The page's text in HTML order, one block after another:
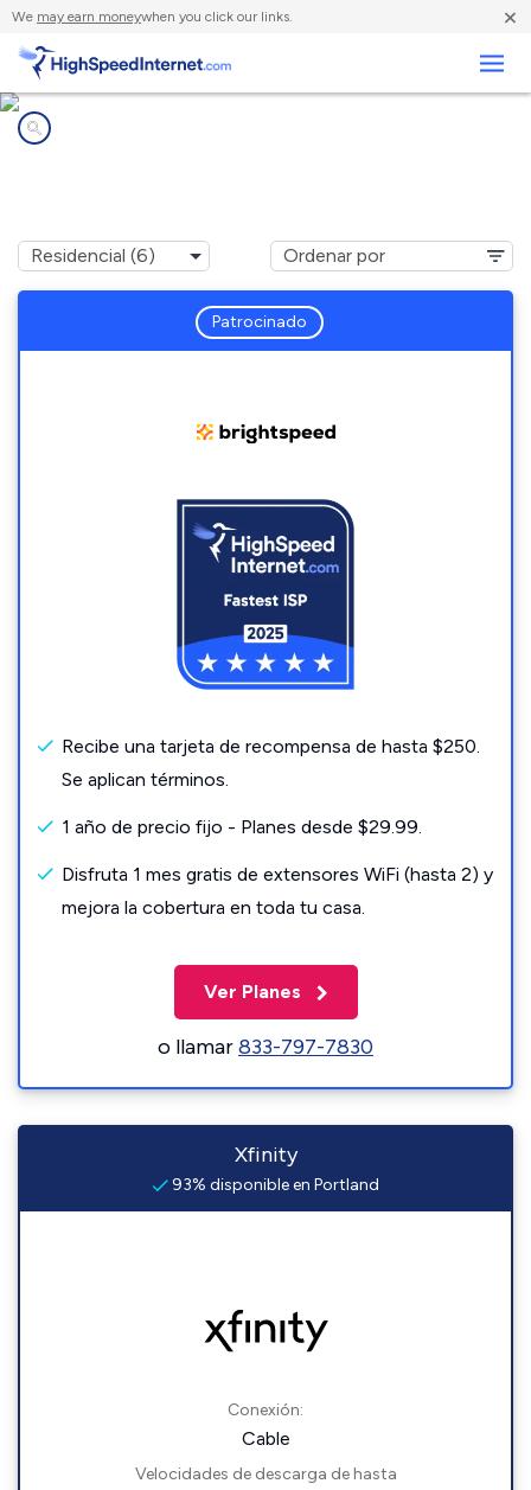
We may earn moneywhen you click our links. ×
Patrocinado
Recibe una tarjeta de recompensa de hasta $250.
Se aplican términos.
1 año de precio fijo - Planes desde $29.99.
Disfruta 1 mes gratis de extensores WiFi (hasta 2) y
mejora la cobertura en toda tu casa.
Ver Planes
o llamar833-797-7830
Xfinity
93% disponible en Portland
Conexión:
Cable
Velocidades de descarga de hasta